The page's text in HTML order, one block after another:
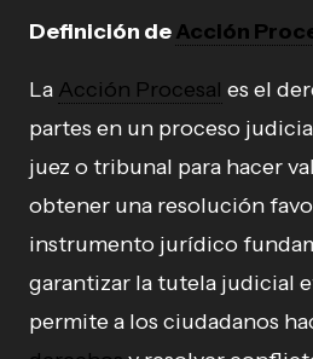
Definición deAcción
La Acción Procesal es el
partes en un proceso
juez o tribunal para hacer
obtener una resolución
instrumento jurídico
garantizar la tutela judicial
permite a los ciudadanos